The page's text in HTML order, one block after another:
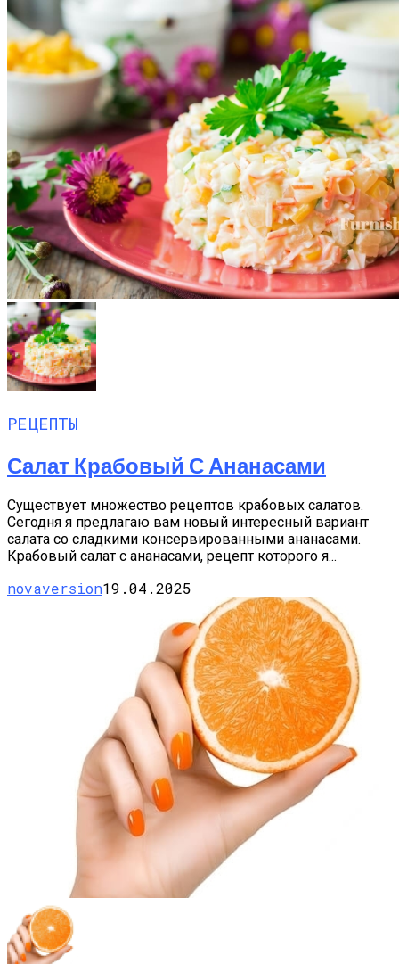
РЕЦЕПТЫ
Салат Крабовый С Ананасами
Существует множество рецептов крабовых салатов.
Сегодня я предлагаю вам новый интересный вариант
салата со сладкими консервированными ананасами.
Крабовый салат с ананасами, рецепт которого я...
novaversion19.04.2025